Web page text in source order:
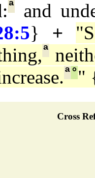
ª
and
} +
ª
ª°"
Cross